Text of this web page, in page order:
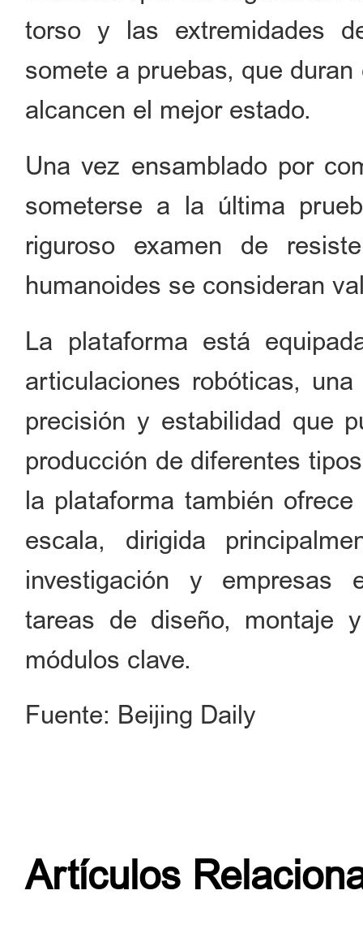
torso y las extremidades
somete a pruebas, que
alcancen el mejor estado.
Una vez ensamblado por
someterse a la última
riguroso examen de
humanoides se consideran
La plataforma está
articulaciones robóticas,
precisión y estabilidad que
producción de diferentes
la plataforma también
escala, dirigida
investigación y empresas
tareas de diseño, montaje
módulos clave.
Fuente: Beijing Daily
Artículos